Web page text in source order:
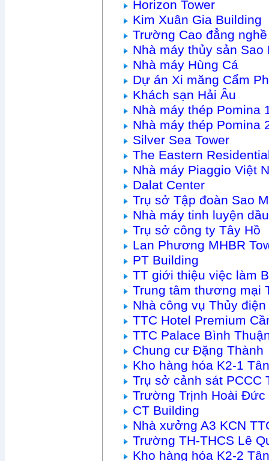
Horizon Tower
Kim Xuân Gia Building
Trường Cao đẳng
Nhà máy thủy sản Sao
Nhà máy Hùng Cá
Dự án Xi măng Cẩm
Khách sạn Hải Âu
Nhà máy thép Pomina
Nhà máy thép Pomina
Silver Sea Tower
The Eastern
Nhà máy Piaggio Việt
Dalat Center
Trụ sở Tập đoàn Sao
Nhà máy tinh luyện
Trụ sở công ty Tây Hồ
Lan Phương MHBR
PT Building
TT giới thiệu việc làm
Trung tâm thương mại
Nhà công vụ Thủy
TTC Hotel Premium
TTC Palace Bình
Chung cư Đặng Thành
Kho hàng hóa K2-1
Trụ sở cảnh sát PCCC
Trường Trịnh Hoài Đức
CT Building
Nhà xưởng A3 KCN
Trường TH-THCS Lê
Kho hàng hóa K2-2